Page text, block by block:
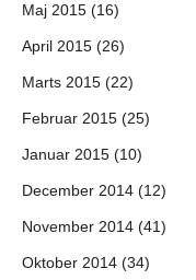
Maj 2015 (16)
April 2015 (26)
Marts 2015 (22)
Februar 2015 (25)
Januar 2015 (10)
December 2014 (12)
November 2014 (41)
Oktober 2014 (34)